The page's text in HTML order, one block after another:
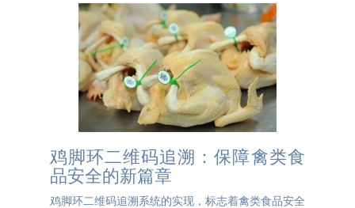
鸡脚环二维码追溯：保障禽类食
品安全的新篇章
鸡脚环二维码追溯系统的实现，标志着禽类食品安全